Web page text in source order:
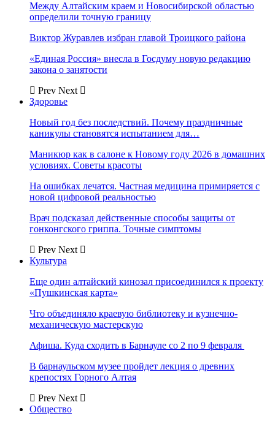
Между Алтайским краем и Новосибирской областью
определили точную границу
Виктор Журавлев избран главой Троицкого района
«Единая Россия» внесла в Госдуму новую редакцию
закона о занятости
Prev Next
Здоровье
Новый год без последствий. Почему праздничные
каникулы становятся испытанием для…
Маникюр как в салоне к Новому году 2026 в домашних
условиях. Советы красоты
На ошибках лечатся. Частная медицина примиряется с
новой цифровой реальностью
Врач подсказал действенные способы защиты от
гонконгского гриппа. Точные симптомы
Prev Next
Культура
Еще один алтайский кинозал присоединился к проекту
«Пушкинская карта»
Что объединяло краевую библиотеку и кузнечно-
механическую мастерскую
Афиша. Куда сходить в Барнауле со 2 по 9 февраля
В барнаульском музее пройдет лекция о древних
крепостях Горного Алтая
Prev Next
Общество